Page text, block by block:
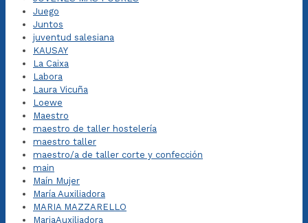
Juego
Juntos
juventud salesiana
KAUSAY
La Caixa
Labora
Laura Vicuña
Loewe
Maestro
maestro de taller hostelería
maestro taller
maestro/a de taller corte y confección
main
Maín Mujer
María Auxiliadora
MARIA MAZZARELLO
MariaAuxiliadora